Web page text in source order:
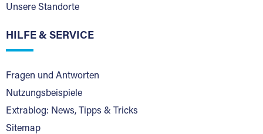
Unsere Standorte
HILFE & SERVICE
Fragen und Antworten
Nutzungsbeispiele
Extrablog: News, Tipps & Tricks
Sitemap